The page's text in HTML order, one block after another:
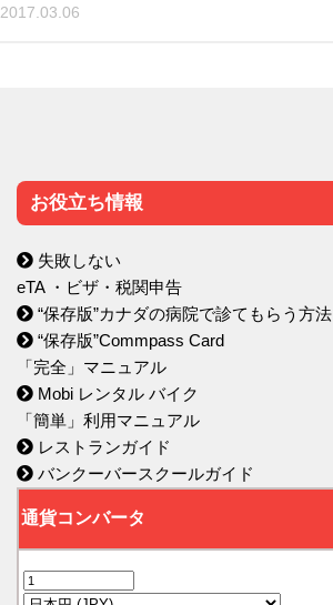
2017.03.06
お役立ち情報
失敗しない
eTA ・ビザ・税関申告
“保存版”カナダの病院で診てもらう方法
“保存版”Commpass Card
「完全」マニュアル
Mobi レンタル バイク
「簡単」利用マニュアル
レストランガイド
バンクーバースクールガイド